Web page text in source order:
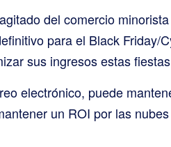
del comercio
para el Black Friday/
sus ingresos estas
electrónico, puede
un ROI por las